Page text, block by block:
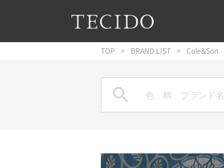
メインナビゲーションへジャンプ
メインコンテンツへジャンプ
フッターへジャンプ
TOP BRAND LIST Cole&Son
